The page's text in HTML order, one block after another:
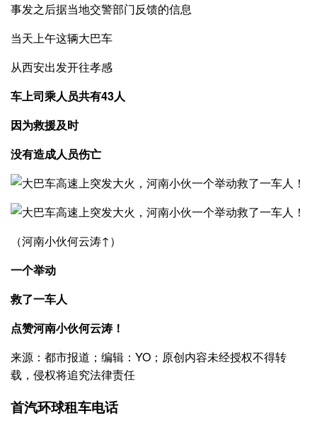
事发之后据当地交警部门反馈的信息
当天上午这辆大巴车
从西安出发开往孝感
车上司乘人员共有43人
因为救援及时
没有造成人员伤亡
（河南小伙何云涛↑）
一个举动
救了一车人
点赞河南小伙何云涛！
来源：都市报道；编辑：YO；原创内容未经授权不得转
载，侵权将追究法律责任
首汽环球租车电话